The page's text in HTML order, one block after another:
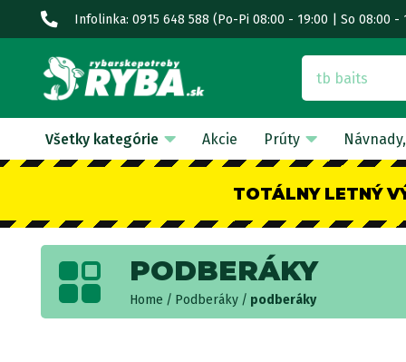
Infolinka: 0915 648 588 (Po-Pi 08:00 - 19:00 | So 08:00 -
Všetky kategórie Akcie Prúty
TOTÁLNY LETNÝ
PODBERÁKY
Home Podberáky podberáky